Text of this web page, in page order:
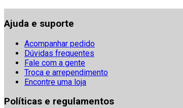
Ajuda e suporte
Acompanhar pedido
Dúvidas frequentes
Fale com a gente
Troca e arrependimento
Encontre uma loja
Políticas e regulamentos